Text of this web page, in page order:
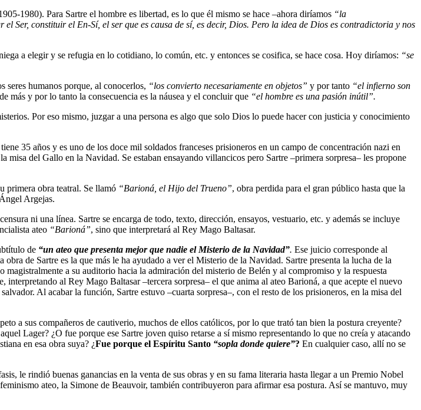
1980). Para Sartre el hombre es libertad, es lo que él mismo se hace –ahora diríamos “la
el Ser, constituir el En-Sí, el ser que es causa de sí, es decir, Dios. Pero la idea de Dios es contradictoria y nos
a elegir y se refugia en lo cotidiano, lo común, etc. y entonces se cosifica, se hace cosa. Hoy diríamos: “se
seres humanos porque, al conocerlos, “los convierto necesariamente en objetos” y por tanto “el infierno son
más y por lo tanto la consecuencia es la náusea y el concluir que “el hombre es una pasión inútil”.
Por eso mismo, juzgar a una persona es algo que solo Dios lo puede hacer con justicia y conocimiento
35 años y es uno de los doce mil soldados franceses prisioneros en un campo de concentración nazi en
misa del Gallo en la Navidad. Se estaban ensayando villancicos pero Sartre –primera sorpresa– les propone
primera obra teatral. Se llamó “Barioná, el Hijo del Trueno”, obra perdida para el gran público hasta que la
Argejas.
ni una línea. Sartre se encarga de todo, texto, dirección, ensayos, vestuario, etc. y además se incluye
ateo “Barioná”, sino que interpretará al Rey Mago Baltasar.
de “un ateo que presenta mejor que nadie el Misterio de la Navidad”. Ese juicio corresponde al
de Sartre es la que más le ha ayudado a ver el Misterio de la Navidad. Sartre presenta la lucha de la
a su auditorio hacia la admiración del misterio de Belén y al compromiso y la respuesta
al Rey Mago Baltasar –tercera sorpresa– el que anima al ateo Barioná, a que acepte el nuevo
Al acabar la función, Sartre estuvo –cuarta sorpresa–, con el resto de los prisioneros, en la misa del
a sus compañeros de cautiverio, muchos de ellos católicos, por lo que trató tan bien la postura creyente?
Lager? ¿O fue porque ese Sartre joven quiso retarse a sí mismo representando lo que no creía y atacando
en esa obra suya? ¿Fue porque el Espíritu Santo “sopla donde quiere”? En cualquier caso, allí no se
le rindió buenas ganancias en la venta de sus obras y en su fama literaria hasta llegar a un Premio Nobel
ateo, la Simone de Beauvoir, también contribuyeron para afirmar esa postura. Así se mantuvo, muy